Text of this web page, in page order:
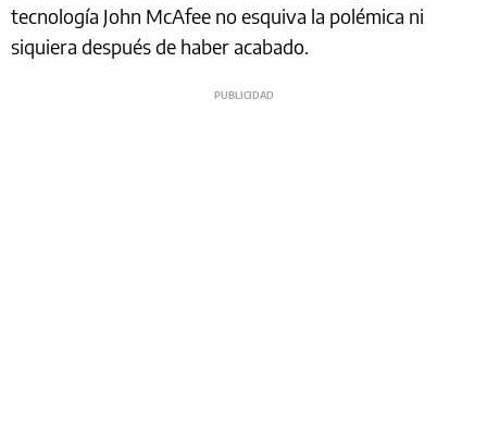
tecnología John McAfee no esquiva la polémica ni
siquiera después de haber acabado.